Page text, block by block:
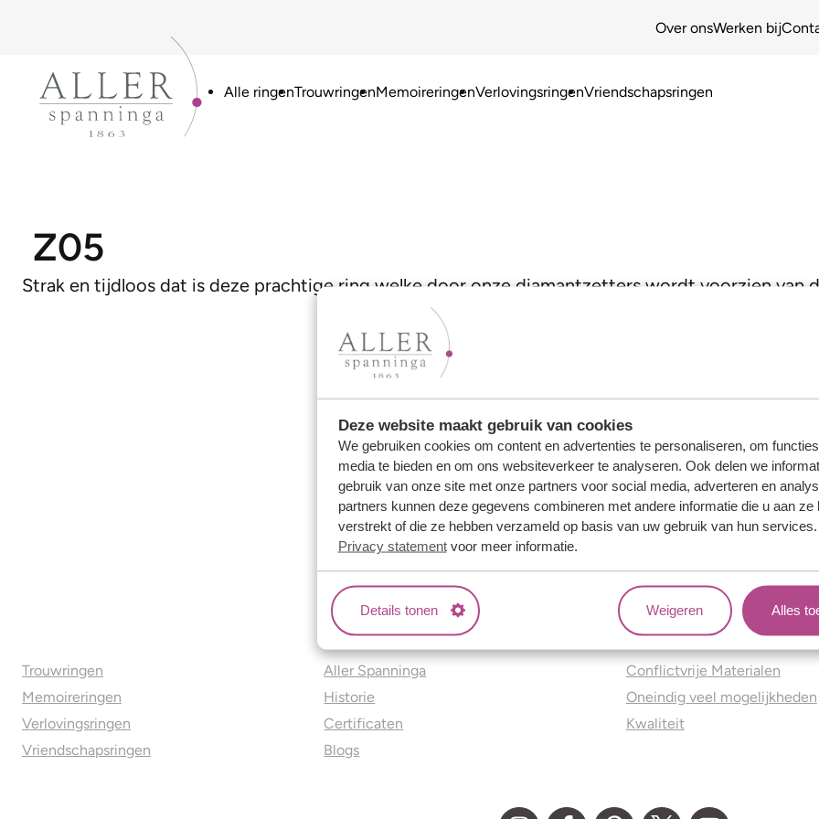
Deze website maakt gebruik van cookies
We gebruiken cookies om content en advertenties te personaliseren, om
media te bieden en om ons websiteverkeer te analyseren. Ook delen we
gebruik van onze site met onze partners voor social media, adverteren en
partners kunnen deze gegevens combineren met andere informatie die u aan ze
verstrekt of die ze hebben verzameld op basis van uw gebruik van hun
Privacy statementvoor meer informatie.
Details tonen Weigeren Alles
Over onsWerken bij
Alle ringenTrouwringenMemoireringenVerlovingsringenVriendschapsringen
Z05
Strak en tijdloos dat is deze prachtige ring welke door onze diamantzetters wordt voorzien van
Trouwringen
Memoireringen
Verlovingsringen
Vriendschapsringen
Over ons
Aller Spanninga
Historie
Certificaten
Blogs
Jouw voordelen
Conflictvrije Materialen
Oneindig veel mogelijkheden
Kwaliteit